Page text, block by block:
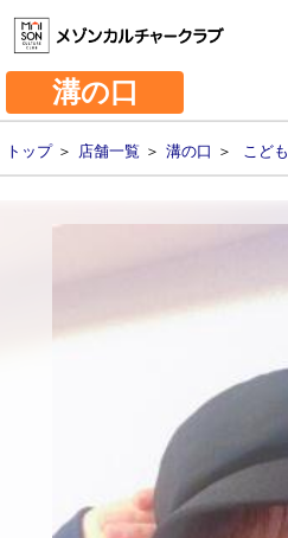
溝の口
トップ＞ 店舗一覧 ＞ 溝の口 ＞ こども